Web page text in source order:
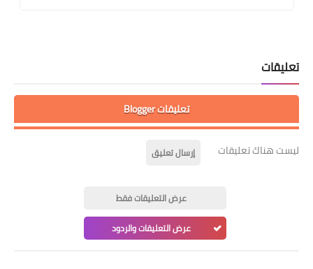
تعليقات
تعليقات Blogger
ليست هناك تعليقات إرسال تعليق
عرض التعليقات فقط
عرض التعليقات والردود